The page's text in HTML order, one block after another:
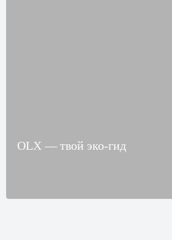
OLX — твой эко-гид